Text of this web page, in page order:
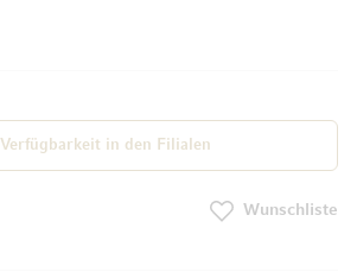
Verfügbarkeit in den Filialen
Wunschliste